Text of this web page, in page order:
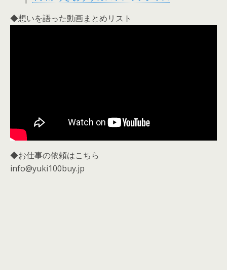
◆想いを語った動画まとめリスト
◆お仕事の依頼はこちら
info@yuki100buy.jp